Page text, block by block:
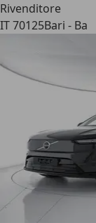
Rivenditore
IT 70125Bari - Ba